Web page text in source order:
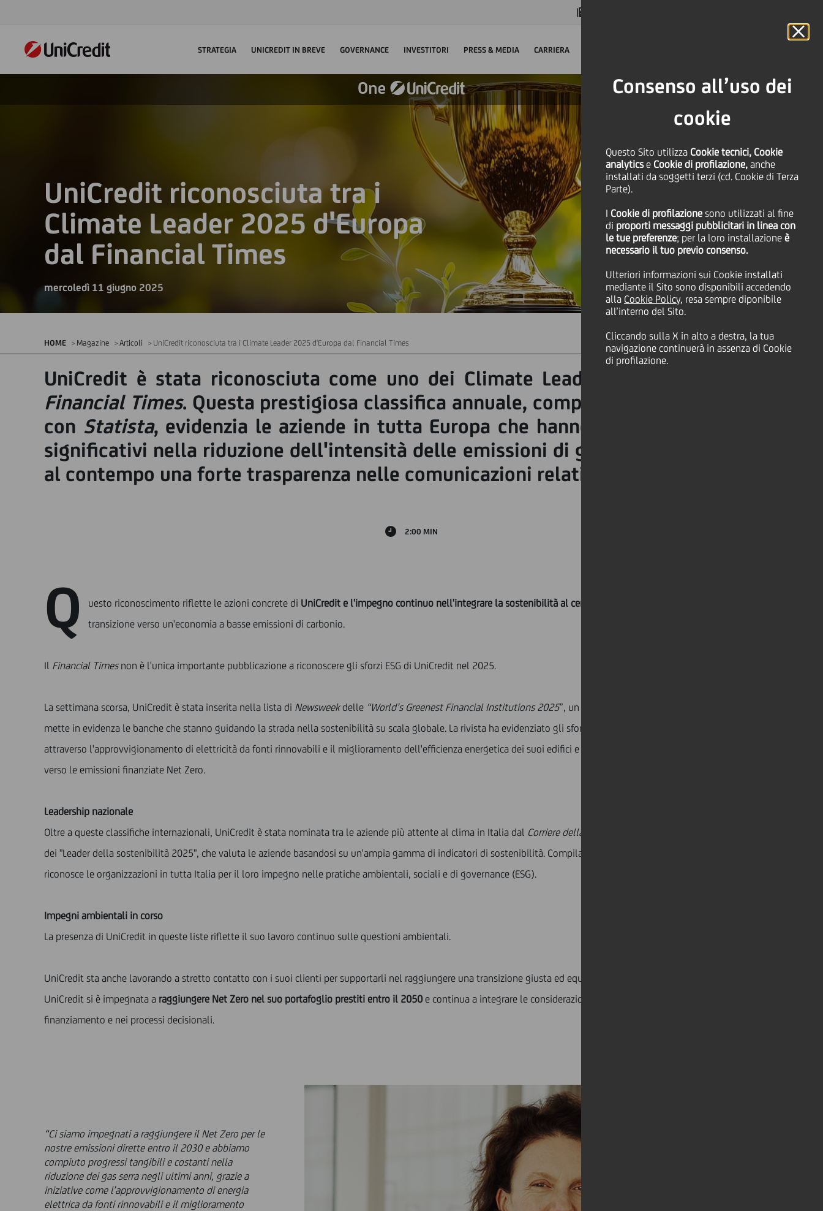
STRATEGIA UNICREDIT IN BREVE GOVERNANCE INVESTITORI PRESS & MEDIA CARRIERA
Consenso all’uso dei
cookie
Questo Sito utilizza Cookie tecnici, Cookie
analyticse Cookie di profilazione, anche
installati da soggetti terzi (cd. Cookie di Terza
Parte).
I Cookie di profilazione sono utilizzati al fine
di proporti messaggi pubblicitari in linea con
le tue preferenze; per la loro installazione è
necessario il tuo previo consenso.
Ulteriori informazioni sui Cookie installati
mediante il Sito sono disponibili accedendo
alla Cookie Policy, resa sempre diponibile
all’interno del Sito.
Cliccando sulla X in alto a destra, la tua
navigazione continuerà in assenza di Cookie
di profilazione.
UniCredit riconosciuta tra i
Climate Leader 2025 d'Europa
dal Financial Times
mercoledì 11 giugno 2025
HOME Magazine Articoli UniCredit riconosciuta tra i Climate Leader 2025 d'Europa dal Financial Times SHARE PRINT SEND
UniCredit è stata riconosciuta come uno dei Climate Leader 2025 d'Europa dal
Financial Times. Questa prestigiosa classifica annuale, compilata in collaborazione
con Statista, evidenzia le aziende in tutta Europa che hanno fatto i progressi più
significativi nella riduzione dell'intensità delle emissioni di gas serra, dimostrando
al contempo una forte trasparenza nelle comunicazioni relative al clima.
2:00 MIN
Q uesto riconoscimento riflette le azioni concrete di UniCredit e l'impegno continuo nell'integrare la sostenibilità al centro della strategia aziendale
transizione verso un'economia a basse emissioni di carbonio.
Il Financial Timesnon è l'unica importante pubblicazione a riconoscere gli sforzi ESG di UniCredit nel 2025.
La settimana scorsa, UniCredit è stata inserita nella lista di Newsweekdelle “World’s Greenest Financial Institutions 2025”, un nuovo riconoscimento internazionale che
mette in evidenza le banche che stanno guidando la strada nella sostenibilità su scala globale. La rivista ha evidenziato gli sforzi di UniCredit per ridurre le proprie emissioni
attraverso l'approvvigionamento di elettricità da fonti rinnovabili e il miglioramento dell'efficienza energetica dei suoi edifici e centri dati, e ha anche sottolineato il lavoro
verso le emissioni finanziate Net Zero.
Leadership nazionale
Oltre a queste classifiche internazionali, UniCredit è stata nominata tra le aziende più attente al clima in Italia dal Corriere della Sera
dei "Leader della sostenibilità 2025", che valuta le aziende basandosi su un'ampia gamma di indicatori di sostenibilità. Compilata in partnership con
riconosce le organizzazioni in tutta Italia per il loro impegno nelle pratiche ambientali, sociali e di governance (ESG).
Impegni ambientali in corso
La presenza di UniCredit in queste liste riflette il suo lavoro continuo sulle questioni ambientali.
UniCredit sta anche lavorando a stretto contatto con i suoi clienti per supportarli nel raggiungere una transizione giusta ed equa per le loro attività. Come parte di questo,
UniCredit si è impegnata a raggiungere Net Zero nel suo portafoglio prestiti entro il 2050 e continua a integrare le considerazioni ESG e Net Zero nelle attività di
finanziamento e nei processi decisionali.
“Ci siamo impegnati a raggiungere il Net Zero per le
nostre emissioni dirette entro il 2030 e abbiamo
compiuto progressi tangibili e costanti nella
riduzione dei gas serra negli ultimi anni, grazie a
iniziative come l’approvvigionamento di energia
elettrica da fonti rinnovabili e il miglioramento